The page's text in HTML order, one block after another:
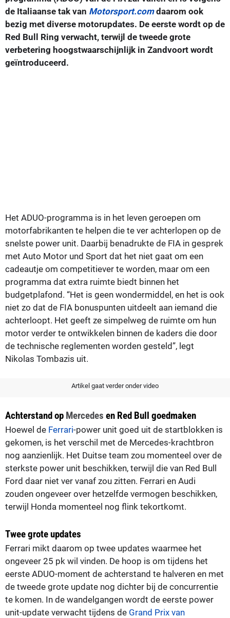
de Italiaanse tak van Motorsport.comdaarom ook
bezig met diverse motorupdates. De eerste wordt op de
Red Bull Ring verwacht, terwijl de tweede grote
verbetering hoogstwaarschijnlijk in Zandvoort wordt
geïntroduceerd.
Het ADUO-programma is in het leven geroepen om
motorfabrikanten te helpen die te ver achterlopen op de
snelste power unit. Daarbij benadrukte de FIA in gesprek
met Auto Motor und Sport dat het niet gaat om een
cadeautje om competitiever te worden, maar om een
programma dat extra ruimte biedt binnen het
budgetplafond. “Het is geen wondermiddel, en het is ook
niet zo dat de FIA bonuspunten uitdeelt aan iemand die
achterloopt. Het geeft ze simpelweg de ruimte om hun
motor verder te ontwikkelen binnen de kaders die door
de technische reglementen worden gesteld”, legt
Nikolas Tombazis uit.
Artikel gaat verder onder video
Achterstand op Mercedes en Red Bull goedmaken
Hoewel de Ferrari-power unit goed uit de startblokken is
gekomen, is het verschil met de Mercedes-krachtbron
nog aanzienlijk. Het Duitse team zou momenteel over de
sterkste power unit beschikken, terwijl die van Red Bull
Ford daar niet ver vanaf zou zitten. Ferrari en Audi
zouden ongeveer over hetzelfde vermogen beschikken,
terwijl Honda momenteel nog flink tekortkomt.
Twee grote updates
Ferrari mikt daarom op twee updates waarmee het
ongeveer 25 pk wil vinden. De hoop is om tijdens het
eerste ADUO-moment de achterstand te halveren en met
de tweede grote update nog dichter bij de concurrentie
te komen. In de wandelgangen wordt de eerste power
unit-update verwacht tijdens de Grand Prix van